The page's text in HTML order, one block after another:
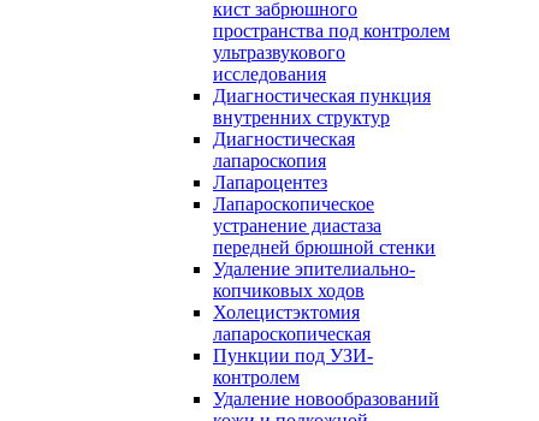
кист забрюшного
пространства под контролем
ультразвукового
исследования
Диагностическая пункция
внутренних структур
Диагностическая
лапароскопия
Лапароцентез
Лапароскопическое
устранение диастаза
передней брюшной стенки
Удаление эпителиально-
копчиковых ходов
Холецистэктомия
лапароскопическая
Пункции под УЗИ-
контролем
Удаление новообразований